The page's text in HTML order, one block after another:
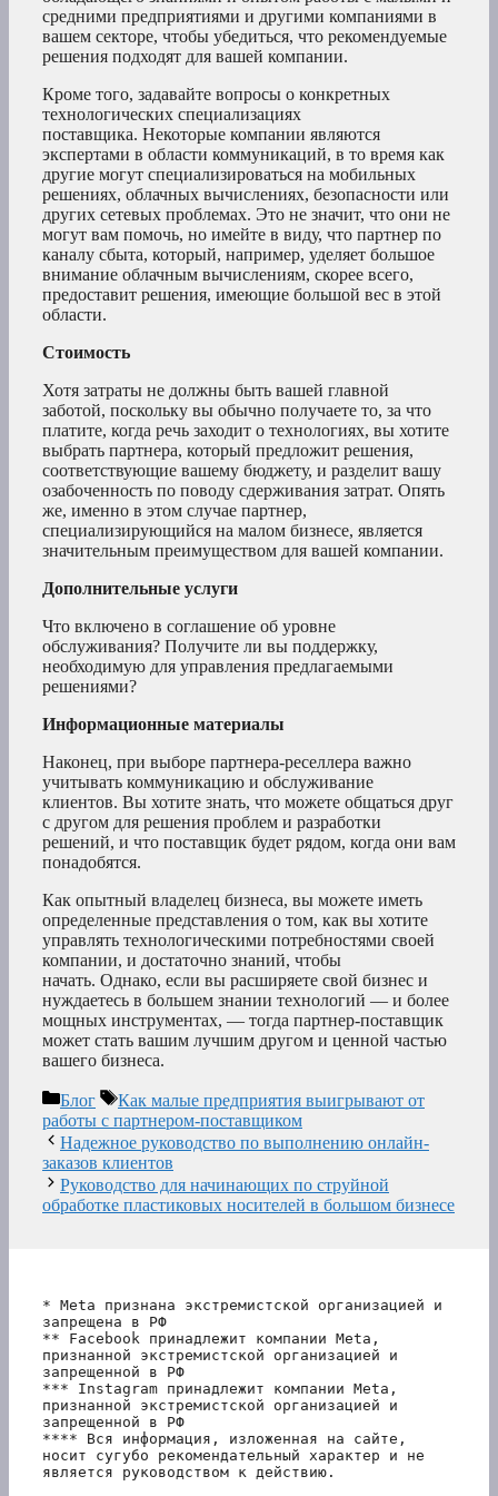
средними предприятиями и другими компаниями в
вашем секторе, чтобы убедиться, что рекомендуемые
решения подходят для вашей компании.
Кроме того, задавайте вопросы о конкретных
технологических специализациях
поставщика. Некоторые компании являются
экспертами в области коммуникаций, в то время как
другие могут специализироваться на мобильных
решениях, облачных вычислениях, безопасности или
других сетевых проблемах. Это не значит, что они не
могут вам помочь, но имейте в виду, что партнер по
каналу сбыта, который, например, уделяет большое
внимание облачным вычислениям, скорее всего,
предоставит решения, имеющие большой вес в этой
области.
Стоимость
Хотя затраты не должны быть вашей главной
заботой, поскольку вы обычно получаете то, за что
платите, когда речь заходит о технологиях, вы хотите
выбрать партнера, который предложит решения,
соответствующие вашему бюджету, и разделит вашу
озабоченность по поводу сдерживания затрат. Опять
же, именно в этом случае партнер,
специализирующийся на малом бизнесе, является
значительным преимуществом для вашей компании.
Дополнительные услуги
Что включено в соглашение об уровне
обслуживания? Получите ли вы поддержку,
необходимую для управления предлагаемыми
решениями?
Информационные материалы
Наконец, при выборе партнера-реселлера важно
учитывать коммуникацию и обслуживание
клиентов. Вы хотите знать, что можете общаться друг
с другом для решения проблем и разработки
решений, и что поставщик будет рядом, когда они вам
понадобятся.
Как опытный владелец бизнеса, вы можете иметь
определенные представления о том, как вы хотите
управлять технологическими потребностями своей
компании, и достаточно знаний, чтобы
начать. Однако, если вы расширяете свой бизнес и
нуждаетесь в большем знании технологий — и более
мощных инструментах, — тогда партнер-поставщик
может стать вашим лучшим другом и ценной частью
вашего бизнеса.
Рубрики
Блог Метки
Как малые предприятия выигрывают от
работы с партнером-поставщиком
Надежное руководство по выполнению онлайн-
заказов клиентов
Руководство для начинающих по струйной
обработке пластиковых носителей в большом бизнесе
* Meta признана экстремистской организацией и
запрещена в РФ
** Facebook принадлежит компании Meta,
признанной экстремистской организацией и
запрещенной в РФ
*** Instagram принадлежит компании Meta,
признанной экстремистской организацией и
запрещенной в РФ
**** Вся информация, изложенная на сайте,
носит сугубо рекомендательный характер и не
является руководством к действию.